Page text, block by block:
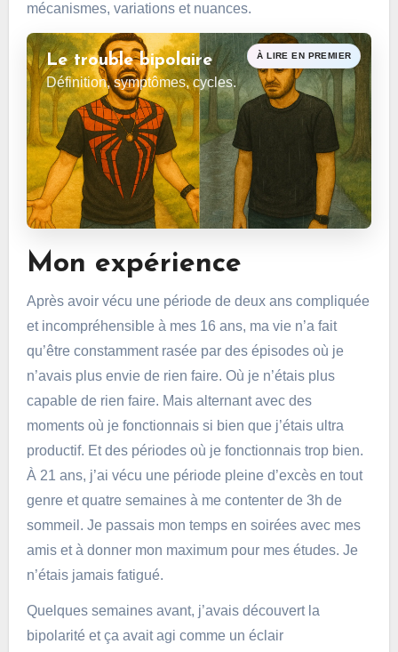
mécanismes, variations et nuances.
À LIRE EN PREMIER
Le trouble bipolaire
Définition, symptômes, cycles.
Mon expérience
Après avoir vécu une période de deux ans compliquée
et incompréhensible à mes 16 ans, ma vie n’a fait
qu’être constamment rasée par des épisodes où je
n’avais plus envie de rien faire. Où je n’étais plus
capable de rien faire. Mais alternant avec des
moments où je fonctionnais si bien que j’étais ultra
productif. Et des périodes où je fonctionnais trop bien.
À 21 ans, j’ai vécu une période pleine d’excès en tout
genre et quatre semaines à me contenter de 3h de
sommeil. Je passais mon temps en soirées avec mes
amis et à donner mon maximum pour mes études. Je
n’étais jamais fatigué.
Quelques semaines avant, j’avais découvert la
bipolarité et ça avait agi comme un éclair